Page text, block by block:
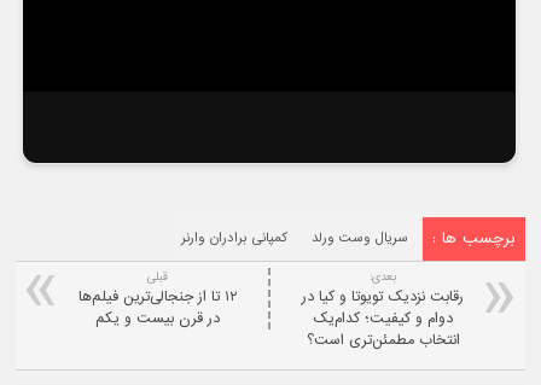
برچسب ها : سریال وست ورلد کمپانی برادران وارنر
قبلی
۱۲ تا از جنجالی‌ترین فیلم‌ها
در قرن بیست و یکم
بعدی:
رقابت نزدیک تویوتا و کیا در
دوام و کیفیت؛ کدام‌یک
انتخاب مطمئن‌تری است؟